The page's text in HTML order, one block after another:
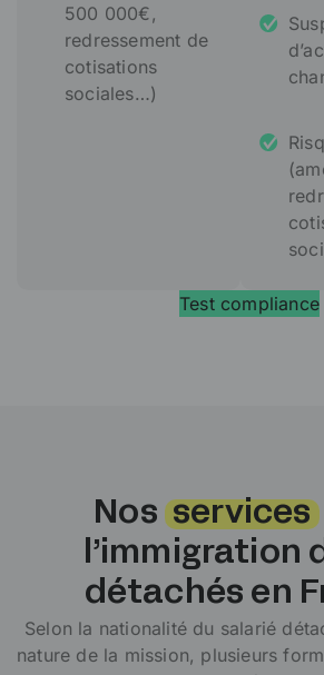
500 000€,
redressement de
cotisations
sociales…)
Test compliance
Nos services
l’immigration
détachés en
Selon la nationalité du salarié
nature de la mission, plusieurs